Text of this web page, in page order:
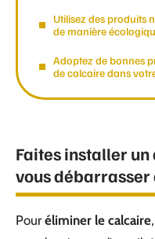
Utilisez des produits
de manière
Adoptez de bonnes
de calcaire dans
Faites installer un
vous
Pouréliminer le calcaire